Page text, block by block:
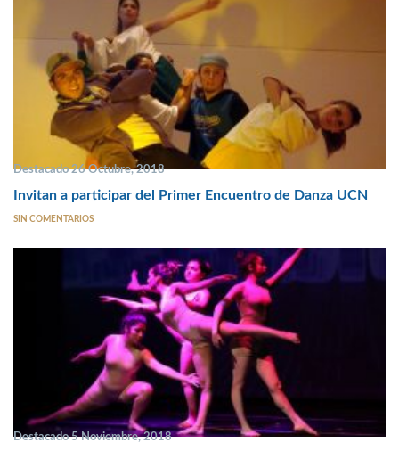
Destacado 26 Octubre, 2018
Invitan a participar del Primer Encuentro de Danza UCN
SIN COMENTARIOS
Destacado 5 Noviembre, 2018